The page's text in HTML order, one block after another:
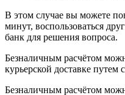
В этом случае вы можете
минут, воспользоваться
банк для решения вопроса.
Безналичным расчётом
курьерской доставке путем
Безналичным расчётом